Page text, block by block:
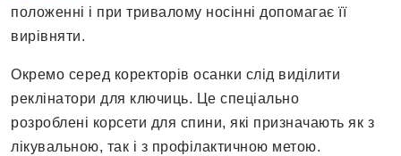
положенні і при тривалому носінні допомагає її
вирівняти.
Окремо серед коректорів осанки слід виділити
реклінатори для ключиць. Це спеціально
розроблені корсети для спини, які призначають як з
лікувальною, так і з профілактичною метою.